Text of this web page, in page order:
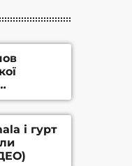
та
(ВІДЕО)
і гурт